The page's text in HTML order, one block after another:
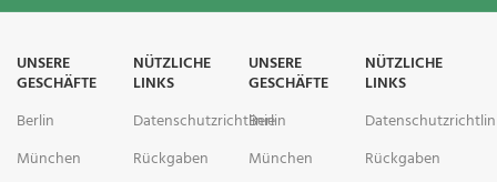
UNSERE
GESCHÄFTE
Berlin
München
NÜTZLICHE
LINKS
Datenschutzrichtlinie
Rückgaben
UNSERE
GESCHÄFTE
Berlin
München
NÜTZLICHE
LINKS
Rückgaben